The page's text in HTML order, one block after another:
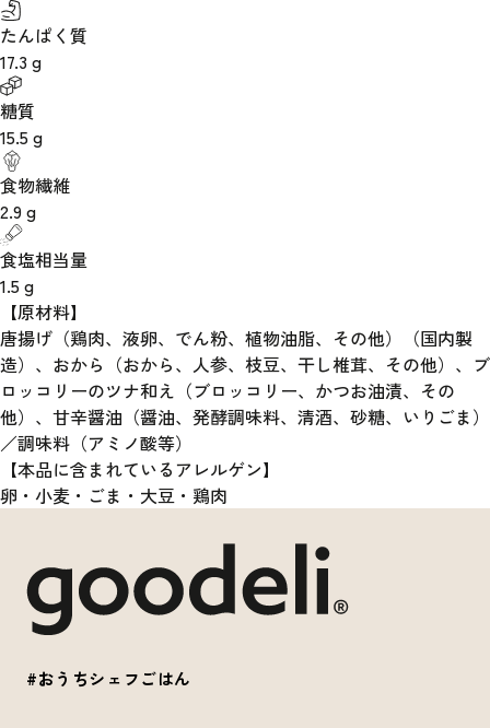
たんぱく質
17.3 g
糖質
15.5 g
食物繊維
2.9g
食塩相当量
1.5 g
【原材料】
唐揚げ（鶏肉、液卵、でん粉、植物油脂、その他）（国内製
造）、おから（おから、人参、枝豆、干し椎茸、その他）、ブ
ロッコリーのツナ和え（ブロッコリー、かつお油漬、その
他）、甘辛醤油（醤油、発酵調味料、清酒、砂糖、いりごま）
／調味料（アミノ酸等）
【本品に含まれているアレルゲン】
卵・小麦・ごま・大豆・鶏肉
#おうちシェフごはん